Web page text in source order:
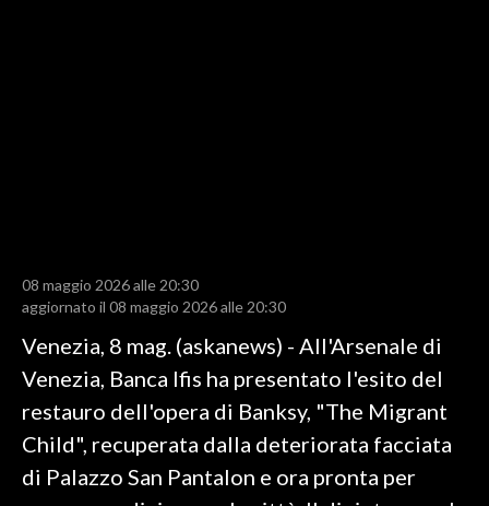
RISULTATI E CLASSIFICHE
CALCIO REGIONALE
BASKET
VOLLEY
MOTORI
TENNIS
08 maggio 2026 alle 20:30
aggiornato il 08 maggio 2026 alle 20:30
Venezia, 8 mag. (askanews) - All'Arsenale di
Venezia, Banca Ifis ha presentato l'esito del
restauro dell'opera di Banksy, "The Migrant
Child", recuperata dalla deteriorata facciata
di Palazzo San Pantalon e ora pronta per